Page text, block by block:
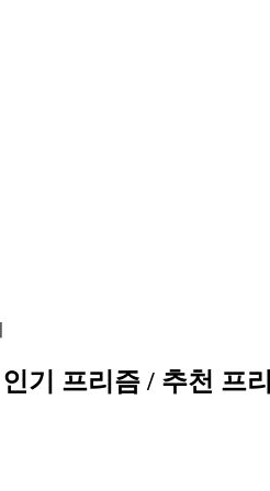
인기 프리즘 / 추천 프